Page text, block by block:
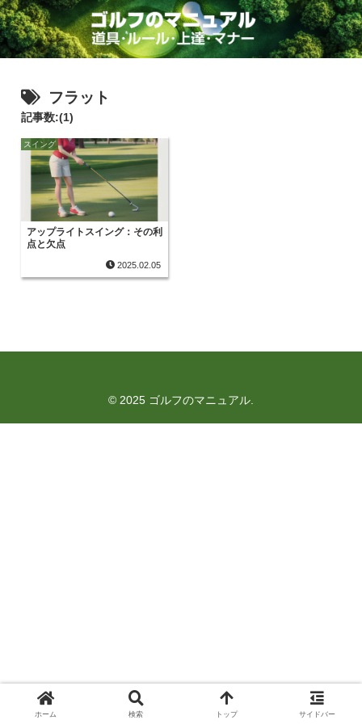
フラット
記事数:(1)
スイング
アップライトスイング：その利
点と欠点
2025.02.05
© 2025 ゴルフのマニュアル.
ホーム 検索 トップ サイドバー